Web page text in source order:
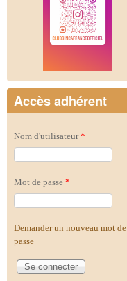
Accès adhérent
Nom d'utilisateur*
Mot de passe *
Demander un nouveau mot de
passe